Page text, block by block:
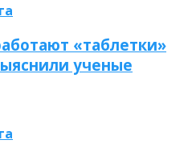
«таблетки»
ученые